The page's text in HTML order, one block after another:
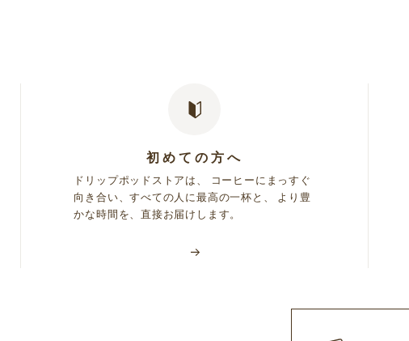
初めての方へ
ドリップポッドストアは、 コーヒーにまっすぐ
向き合い、すべての人に最高の一杯と、 より豊
かな時間を、直接お届けします。